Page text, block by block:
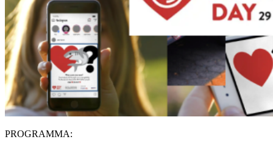
PROGRAMMA: